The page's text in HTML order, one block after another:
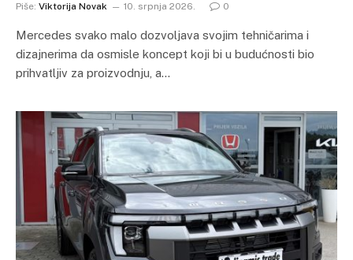
Piše: Viktorija Novak 10. srpnja 2026. 0
Mercedes svako malo dozvoljava svojim tehničarima i
dizajnerima da osmisle koncept koji bi u budućnosti bio
prihvatljiv za proizvodnju, a…